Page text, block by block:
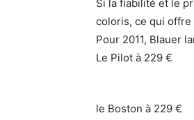
Si la fiabilité et le
coloris, ce qui offre
Pour 2011, Blauer
Le Pilot à 229 €
le Boston à 229 €